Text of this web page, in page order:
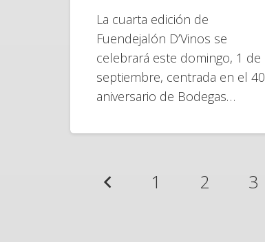
La cuarta edición de
Fuendejalón D’Vinos se
celebrará este domingo, 1 de
septiembre, centrada en el 40
aniversario de Bodegas…
1 2 3